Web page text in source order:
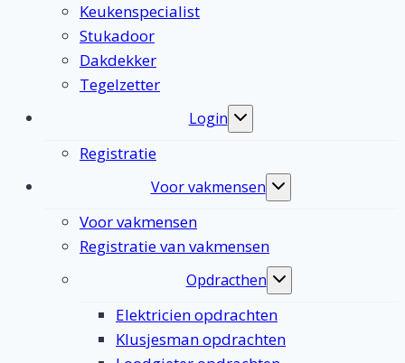
Keukenspecialist
Stukadoor
Dakdekker
Tegelzetter
Login
Toggle
Registratie
Voor vakmensen
Toggle
Voor vakmensen
Registratie van vakmensen
Opdracthen
Toggle
Elektricien opdrachten
Klusjesman opdrachten